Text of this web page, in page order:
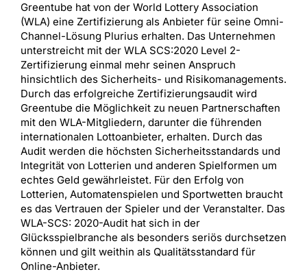
Greentube hat von der World Lottery Association
(WLA) eine Zertifizierung als Anbieter für seine Omni-
Channel-Lösung Plurius erhalten. Das Unternehmen
unterstreicht mit der WLA SCS:2020 Level 2-
Zertifizierung einmal mehr seinen Anspruch
hinsichtlich des Sicherheits- und Risikomanagements.
Durch das erfolgreiche Zertifizierungsaudit wird
Greentube die Möglichkeit zu neuen Partnerschaften
mit den WLA-Mitgliedern, darunter die führenden
internationalen Lottoanbieter, erhalten. Durch das
Audit werden die höchsten Sicherheitsstandards und
Integrität von Lotterien und anderen Spielformen um
echtes Geld gewährleistet. Für den Erfolg von
Lotterien, Automatenspielen und Sportwetten braucht
es das Vertrauen der Spieler und der Veranstalter. Das
WLA-SCS: 2020-Audit hat sich in der
Glücksspielbranche als besonders seriös durchsetzen
können und gilt weithin als Qualitätsstandard für
Online-Anbieter.